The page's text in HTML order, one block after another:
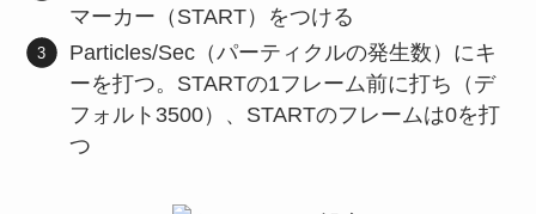
マーカー（START）をつける
Particles/Sec（パーティクルの発生数）にキ
ーを打つ。STARTの1フレーム前に打ち（デ
フォルト3500）、STARTのフレームは0を打
つ